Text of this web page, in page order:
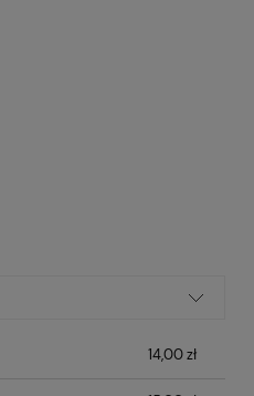
kosztów
14,00 zł